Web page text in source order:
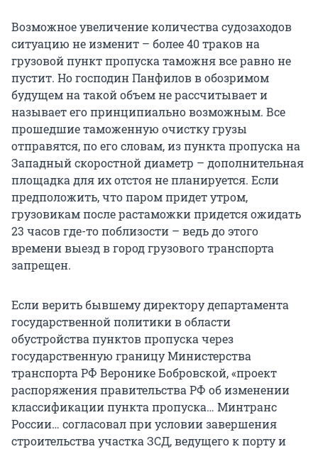
Возможное увеличение количества судозаходов
ситуацию не изменит – более 40 траков на
грузовой пункт пропуска таможня все равно не
пустит. Но господин Панфилов в обозримом
будущем на такой объем не рассчитывает и
называет его принципиально возможным. Все
прошедшие таможенную очистку грузы
отправятся, по его словам, из пункта пропуска на
Западный скоростной диаметр – дополнительная
площадка для их отстоя не планируется. Если
предположить, что паром придет утром,
грузовикам после растаможки придется ожидать
23 часов где-то поблизости – ведь до этого
времени выезд в город грузового транспорта
запрещен.
Если верить бывшему директору департамента
государственной политики в области
обустройства пунктов пропуска через
государственную границу Министерства
транспорта РФ Веронике Бобровской, «проект
распоряжения правительства РФ об изменении
классификации пункта пропуска… Минтранс
России… согласовал при условии завершения
строительства участка ЗСД, ведущего к порту и